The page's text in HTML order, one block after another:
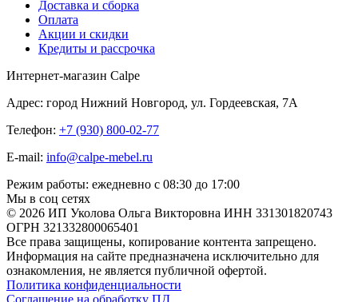
Доставка и сборка
Оплата
Акции и скидки
Кредиты и рассрочка
Интернет-магазин Calpe
Адрес: город Нижний Новгород, ул. Гордеевская, 7А
Телефон: +7 (930) 800-02-77
E-mail: info@calpe-mebel.ru
Режим работы: ежедневно с 08:30 до 17:00
Мы в соц сетях
© 2026 ИП Уколова Ольга Викторовна ИНН 331301820743
ОГРН 321332800065401
Все права защищены, копирование контента запрещено.
Информация на сайте предназначена исключительно для
ознакомления, не является публичной офертой.
Политика конфиденциальности
Соглашение на обработку ПД